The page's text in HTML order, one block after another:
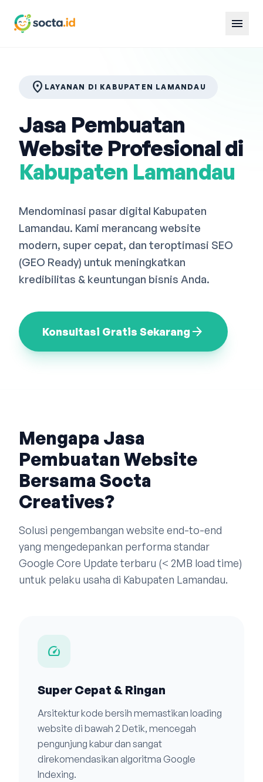
menu
Bahasa Indonesia English 中文
location_on LAYANAN DI KABUPATEN LAMANDAU
Jasa Pembuatan
Website Profesional di
Kabupaten Lamandau
Mendominasi pasar digital Kabupaten
Lamandau. Kami merancang website
modern, super cepat, dan teroptimasi SEO
(GEO Ready) untuk meningkatkan
kredibilitas & keuntungan bisnis Anda.
Konsultasi Gratis Sekarang arrow_forward
Mengapa Jasa
Pembuatan Website
Bersama Socta
Creatives?
Solusi pengembangan website end-to-end
yang mengedepankan performa standar
Google Core Update terbaru (< 2MB load time)
untuk pelaku usaha di Kabupaten Lamandau.
speed
Super Cepat & Ringan
Arsitektur kode bersih memastikan loading
website di bawah 2 Detik, mencegah
pengunjung kabur dan sangat
direkomendasikan algoritma Google
Indexing.